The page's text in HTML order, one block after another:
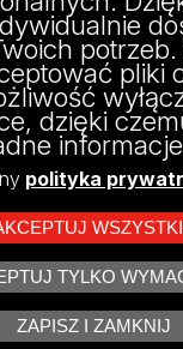
z
ramach konkursu NCBR
pliki
dzięki
informacje
polityka
TYLKO
ZAPISZ I ZAMKNIJ
COOKIES